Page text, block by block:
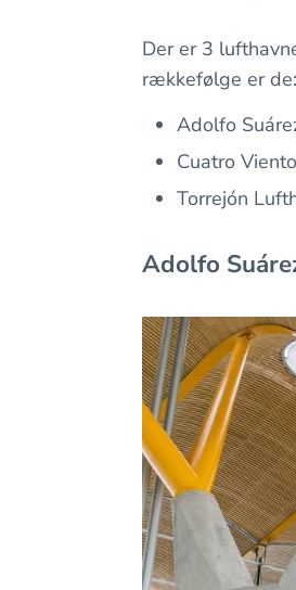
Der er 3
rækkefølge er de:
Adolfo
Cuatro
Torrejón
Adolfo